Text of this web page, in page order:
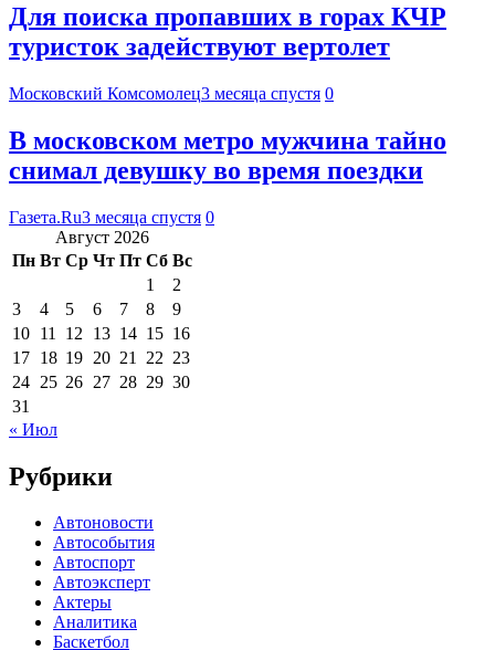
Для поиска пропавших в горах КЧР
туристок задействуют вертолет
Московский Комсомолец3 месяца спустя 0
В московском метро мужчина тайно
снимал девушку во время поездки
Газета.Ru3 месяца спустя 0
Август 2026
Пн Вт Ср Чт Пт Сб Вс
1
2
3
4 5 6 7 8
9
10 11 12 13 14 15 16
17 18 19 20 21 22 23
24 25 26 27 28 29 30
31
« Июл
Рубрики
Автоновости
Автособытия
Автоспорт
Автоэксперт
Актеры
Аналитика
Баскетбол